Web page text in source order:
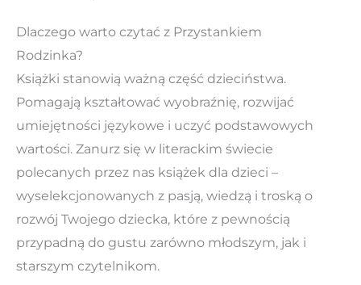
Dlaczego warto czytać z Przystankiem
Rodzinka?
Książki stanowią ważną część dzieciństwa.
Pomagają kształtować wyobraźnię, rozwijać
umiejętności językowe i uczyć podstawowych
wartości. Zanurz się w literackim świecie
polecanych przez nas książek dla dzieci –
wyselekcjonowanych z pasją, wiedzą i troską o
rozwój Twojego dziecka, które z pewnością
przypadną do gustu zarówno młodszym, jak i
starszym czytelnikom.